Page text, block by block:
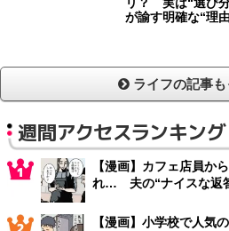
が諭す明確な“理
ライフの記事
週間アクセスランキング
【漫画】カフェ店員か
れ… 夫の“ナイスな返
【漫画】小学校で人